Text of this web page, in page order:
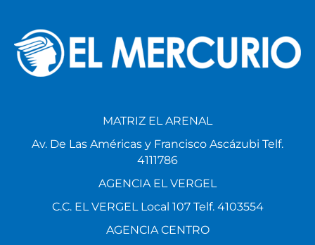
MATRIZ EL ARENAL
Av. De Las Américas y Francisco Ascázubi Telf.
4111786
AGENCIA EL VERGEL
C.C. EL VERGEL Local 107 Telf. 4103554
AGENCIA CENTRO